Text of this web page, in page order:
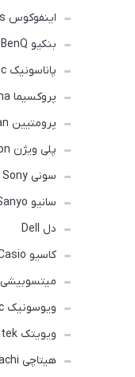
اینفوکوس Infocus
بنکیو BenQ
پاناسونیک Panasonic
پروکسیما Proxima
پرومتیین Promethean
پلی ویژن Polyvision
سونی Sony
سانیو Sanyo
دل Dell
کاسیو Casio
میتسوبیشی Mitsubishi
ویوسونیک Viwesonic
ویویتک Vivitek
هیتاچی Hitachi